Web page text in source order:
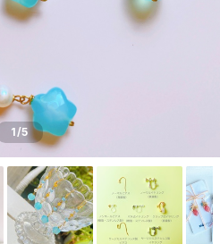
1/5